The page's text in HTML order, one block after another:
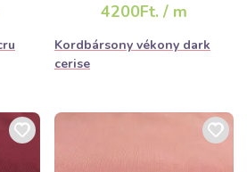
4200Ft. / m
Kordbársony vékony dark
cerise